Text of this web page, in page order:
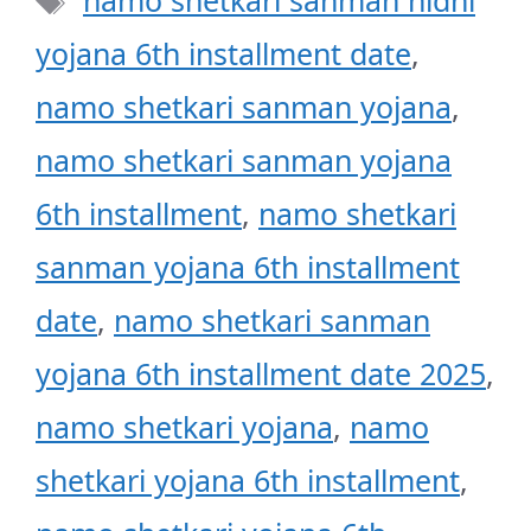
yojana 6th installment date,
namo shetkari sanman yojana,
namo shetkari sanman yojana
6th installment, namo shetkari
sanman yojana 6th installment
date, namo shetkari sanman
yojana 6th installment date 2025,
namo shetkari yojana, namo
shetkari yojana 6th installment,